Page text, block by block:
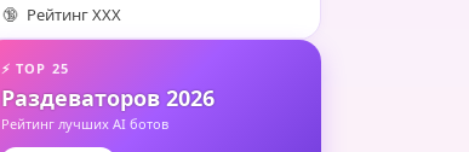
🔞 Рейтинг XXX
⚡ TOP 25
Раздеваторов 2026
Рейтинг лучших AI ботов